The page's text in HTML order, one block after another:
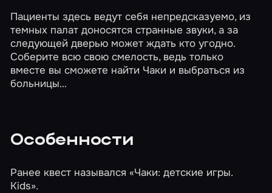
Пациенты здесь ведут себя непредсказуемо, из
темных палат доносятся странные звуки, а за
следующей дверью может ждать кто угодно.
Соберите всю свою смелость, ведь только
вместе вы сможете найти Чаки и выбраться из
больницы…
Особенности
Ранее квест назывался «Чаки: детские игры.
Kids».